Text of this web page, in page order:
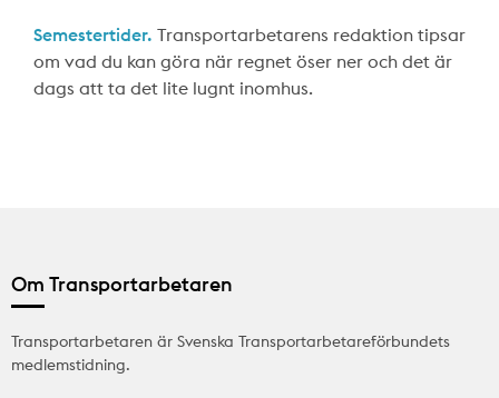
Semestertider. Transportarbetarens redaktion tipsar
om vad du kan göra när regnet öser ner och det är
dags att ta det lite lugnt inomhus.
Om Transportarbetaren
Transportarbetaren är Svenska Transportarbetareförbundets
medlemstidning.